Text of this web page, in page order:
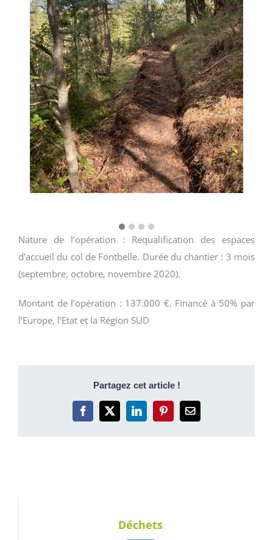
Nature de l’opération : Requalification des espaces
d’accueil du col de Fontbelle. Durée du chantier : 3 mois
(septembre, octobre, novembre 2020).
Montant de l’opération : 137.000 €. Financé à 50% par
l’Europe, l’Etat et la Région SUD
Partagez cet article !
Facebook
X LinkedInPinterestEmail
Déchets